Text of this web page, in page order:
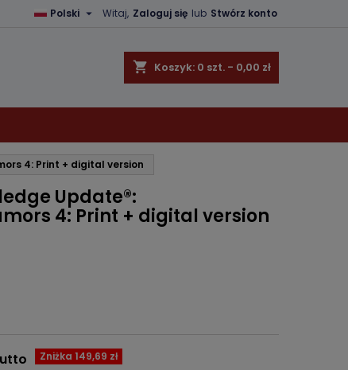
Witaj, Zaloguj się lub Stwórz konto
Polski 
shopping_cart Koszyk: 0 szt. - 0,00 zł
4: Print + digital version
Update®:
4: Print + digital version
Zniżka 149,69 zł